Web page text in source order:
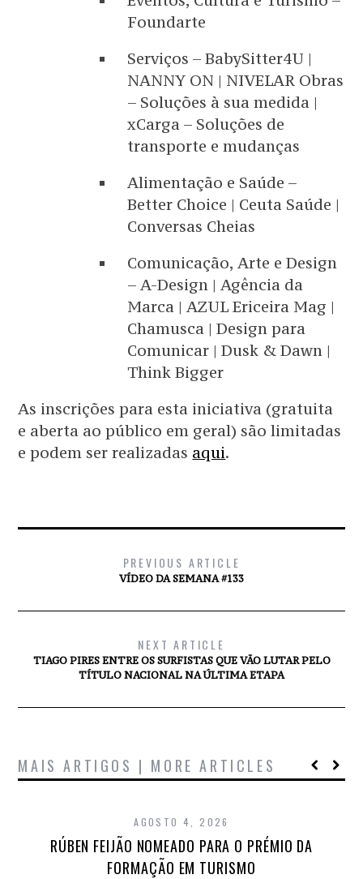
Foundarte
Serviços – BabySitter4U |
NANNY ON | NIVELAR Obras
– Soluções à sua medida |
xCarga – Soluções de
transporte e mudanças
Alimentação e Saúde –
Better Choice | Ceuta Saúde |
Conversas Cheias
Comunicação, Arte e Design
– A-Design | Agência da
Marca | AZUL Ericeira Mag |
Chamusca | Design para
Comunicar | Dusk & Dawn |
Think Bigger
As inscrições para esta iniciativa (gratuita
e aberta ao público em geral) são limitadas
e podem ser realizadas aqui.
PREVIOUS ARTICLE
VÍDEO DA SEMANA #133
NEXT ARTICLE
TIAGO PIRES ENTRE OS SURFISTAS QUE VÃO LUTAR PELO
TÍTULO NACIONAL NA ÚLTIMA ETAPA
MAIS ARTIGOS | MORE ARTICLES
AGOSTO 4, 2026
RÚBEN FEIJÃO NOMEADO PARA O PRÉMIO DA
FORMAÇÃO EM TURISMO